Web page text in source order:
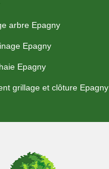
arbre Epagny
Epagny
Epagny
grillage et clôture Epagny